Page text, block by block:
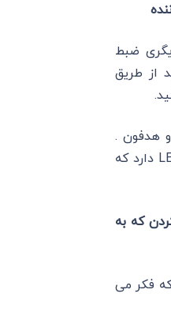
ضبط
از طریق
هدفون .
کارت صدای 2i2 یک نشانگر LED دارد که
که به
فکر می‌